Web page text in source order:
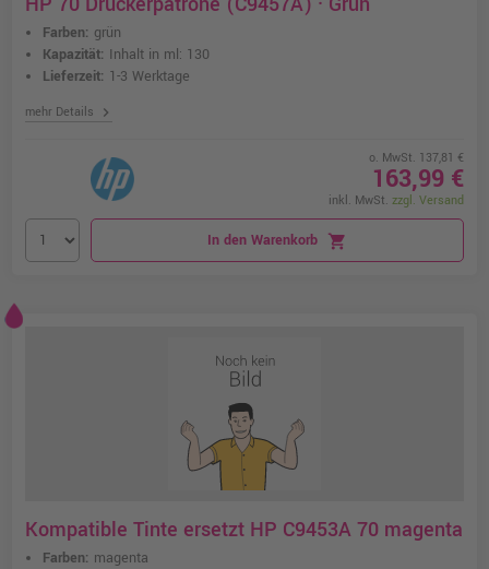
Farben: grün
Kapazität: Inhalt in ml: 130
Lieferzeit: 1-3 Werktage
mehr Details chevron_right
o. MwSt. 137,81 €
163,99 €
inkl. MwSt. zzgl. Versand
In den Warenkorb shopping_cart
Kompatible Tinte ersetzt HP C9453A 70 magenta
Farben: magenta